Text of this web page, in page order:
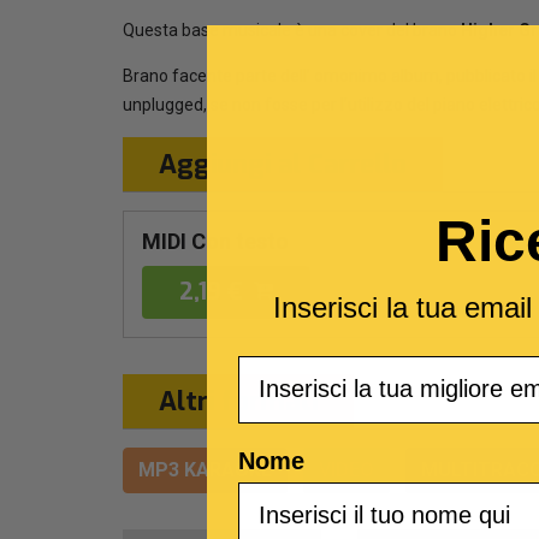
Questa base musicale è una cover del branoHigher
Brano facente parte dell’ omonimo album, pubblicato
unplugged, se non fosse per l’utilizzo del piano
Aggiungi al Carrello
MIDI Con testo
2,19 €
Altri formati
MP3 KARAOKE
Inserisci la tua
Nome